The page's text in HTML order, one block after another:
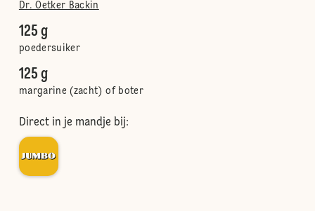
Dr. Oetker Backin
125 g
poedersuiker
125 g
margarine (zacht) of boter
Direct in je mandje bij: